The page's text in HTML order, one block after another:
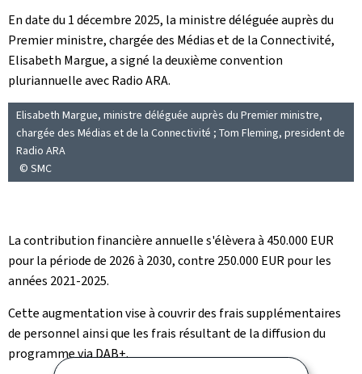
En date du 1 décembre 2025, la ministre déléguée auprès du
Premier ministre, chargée des Médias et de la Connectivité,
Elisabeth Margue, a signé la deuxième convention
pluriannuelle avec Radio ARA.
Elisabeth Margue, ministre déléguée auprès du Premier ministre,
chargée des Médias et de la Connectivité ; Tom Fleming, president de
Radio ARA
© SMC
La contribution financière annuelle s'élèvera à 450.000 EUR
pour la période de 2026 à 2030, contre 250.000 EUR pour les
années 2021-2025.
Cette augmentation vise à couvrir des frais supplémentaires
de personnel ainsi que les frais résultant de la diffusion du
programme via DAB+.